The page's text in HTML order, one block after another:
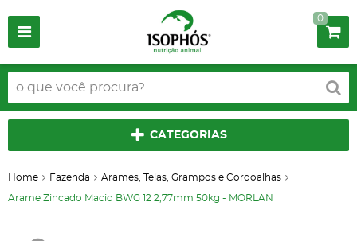
0
CATEGORIAS
Home Fazenda Arames, Telas, Grampos e Cordoalhas
Arame Zincado Macio BWG 12 2,77mm 50kg - MORLAN